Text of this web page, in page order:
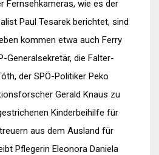
Fernsehkameras, wie es der
Paul Tesarek berichtet, sind
kommen etwa auch Ferry
Generalsekretär, die Falter-
der SPÖ-Politiker Peko
Gerald Knaus zu
Kinderbeihilfe für
aus dem Ausland für
Pflegerin Eleonora Daniela